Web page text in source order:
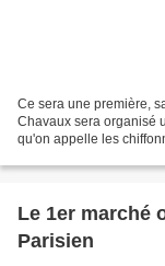
Ce sera une première,
Chavaux sera organisé
qu'on appelle les
Le 1er marché
Parisien